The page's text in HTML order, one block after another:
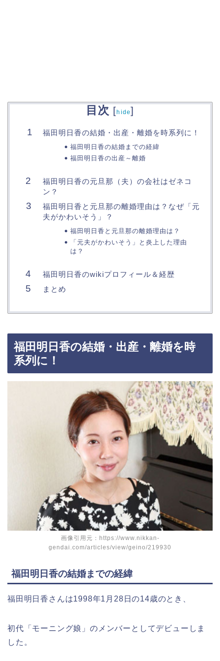
目次 [hide]
福田明日香の結婚・出産・離婚を時系列に！
福田明日香の結婚までの経緯
福田明日香の出産～離婚
福田明日香の元旦那（夫）の会社はゼネコ
ン？
福田明日香と元旦那の離婚理由は？なぜ「元
夫がかわいそう」？
福田明日香と元旦那の離婚理由は？
「元夫がかわいそう」と炎上した理由
は？
福田明日香のwikiプロフィール＆経歴
まとめ
福田明日香の結婚・出産・離婚を時
系列に！
画像引用元：https://www.nikkan-
gendai.com/articles/view/geino/219930
福田明日香の結婚までの経緯
福田明日香さんは1998年1月28日の14歳のとき、
初代「モーニング娘」のメンバーとしてデビューしま
した。